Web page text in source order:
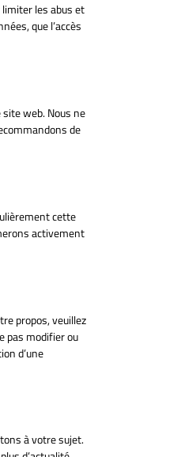
les abus et
que l’accès
web. Nous ne
de
cette
activement
propos, veuillez
pas modifier ou
d’une
à votre sujet.